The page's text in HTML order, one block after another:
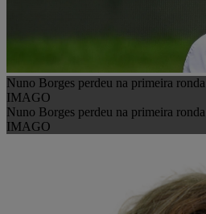
Nuno Borges perdeu na primeira
IMAGO
Nuno Borges perdeu na primeira
IMAGO